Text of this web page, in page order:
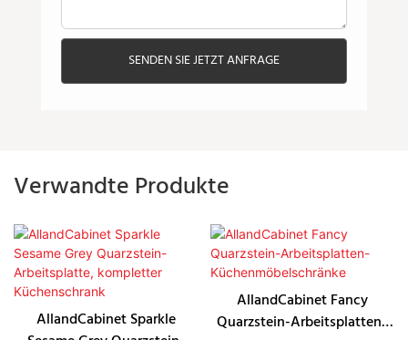
SENDEN SIE JETZT ANFRAGE
Verwandte Produkte
AllandCabinet Sparkle
AllandCabinet Fancy
Quarzstein-Arbeitsplatten-